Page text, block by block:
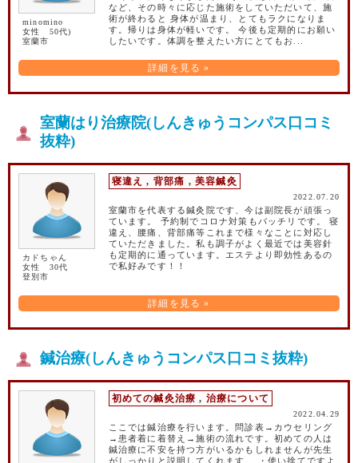
minomino
女性 50代)
室蘭市
など、その時々に応じた施術をしていただいて、施
術が終わると 身体が温まり、とてもラクになりま
す。帰りは身体が軽いです。 今後も定期的にお願い
したいです。体調を整えたい方にとてもお...
詳細を見る »
室蘭はり治療院(しんきゅうコンパス口コミ
抜粋)
カドちゃん
女性 30代
登別市
寝違え , 背部痛 , 美容鍼灸
2022.07.20
室蘭市を代表する鍼灸院です、今は副院長が頑張っ
ています。 予約制でコロナ対策もバッチリです。 寝
違え、腰痛、背部痛等これまで様々なことに対応し
ていただきました。私も調子がよく最近では美容針
も定期的に通っています。エステより即効性あるの
で私好みです！！
詳細を見る »
鍼治療(しんきゅうコンパス口コミ抜粋)
初めての鍼灸治療 , 治療について
2022.04.29
ここでは鍼治療を行います。問診表→カウセリング
→患者着に着替え→施術の流れです。初めての人は
鍼治療に不安を持つ方がいるかもしれませんが先生
がしっかりと説明してくれます。 ・使い捨てですよ